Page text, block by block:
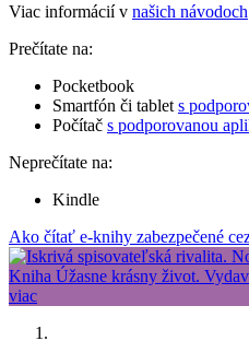
Viac informácií v našich návodoch
Prečítate na:
Pocketbook
Smartfón či tablet s
Počítač s podporovanou
Neprečítate na:
Kindle
Ako čítať e-knihy zabezpečené